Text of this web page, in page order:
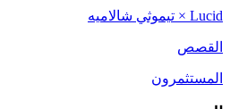
Lucid × تيموثي شالاميه
القصص
المستثمرون